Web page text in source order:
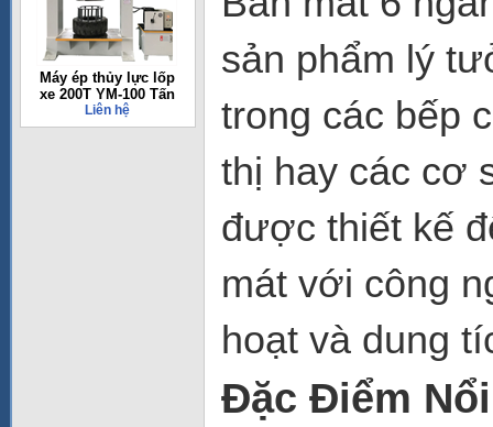
Máy ép thủy lực lốp
xe 200T YM-100 Tấn
Liên hệ
sản phẩm lý
trong các bếp
thị hay các cơ
được thiết kế
mát với công
hoạt và dung
Đặc Điểm